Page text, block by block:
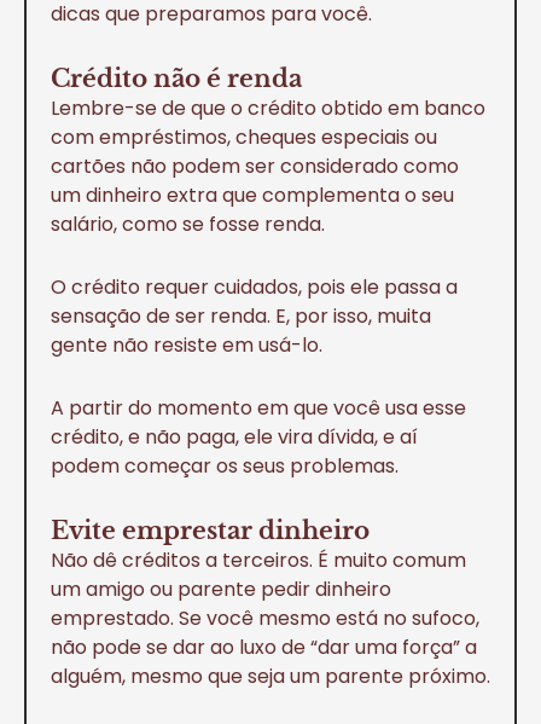
dicas que preparamos para você.
Crédito não é renda
Lembre-se de que o crédito obtido em banco
com empréstimos, cheques especiais ou
cartões não podem ser considerado como
um dinheiro extra que complementa o seu
salário, como se fosse renda.
O crédito requer cuidados, pois ele passa a
sensação de ser renda. E, por isso, muita
gente não resiste em usá-lo.
A partir do momento em que você usa esse
crédito, e não paga, ele vira dívida, e aí
podem começar os seus problemas.
Evite emprestar dinheiro
Não dê créditos a terceiros. É muito comum
um amigo ou parente pedir dinheiro
emprestado. Se você mesmo está no sufoco,
não pode se dar ao luxo de “dar uma força” a
alguém, mesmo que seja um parente próximo.